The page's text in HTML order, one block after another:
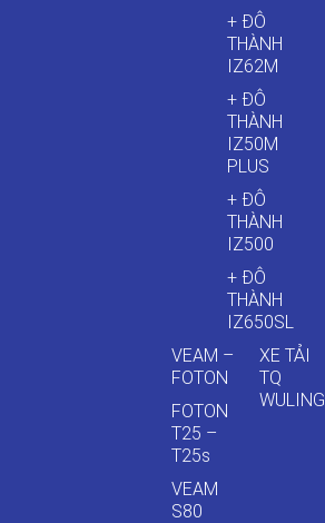
+ ĐÔ
THÀNH
IZ62M
+ ĐÔ
THÀNH
IZ50M
PLUS
+ ĐÔ
THÀNH
IZ500
+ ĐÔ
THÀNH
IZ650SL
VEAM –
FOTON
FOTON
T25 –
T25s
VEAM
S80
XE TẢI
TQ
WULING